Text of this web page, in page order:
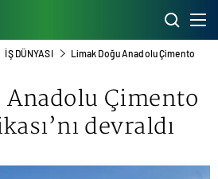
İŞ DÜNYASI
Limak Doğu Anadolu Çimento
Çimento
devraldı